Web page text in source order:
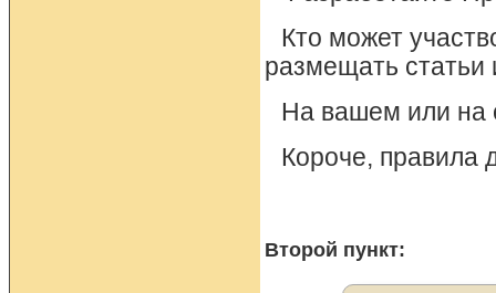
Кто может
размещать
На вашем или на
Короче, правила
Второй пункт: